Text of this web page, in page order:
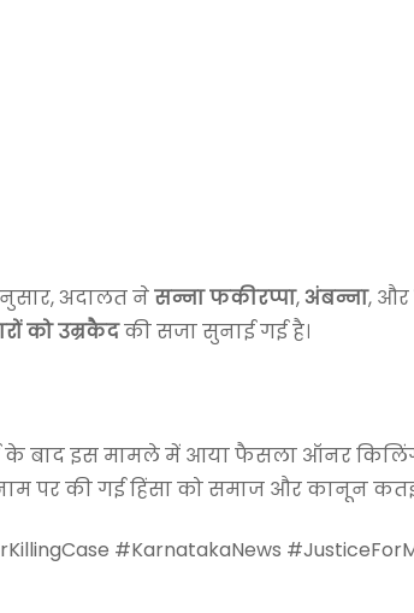
अदालत नेसन्ना फकीरप्पा,अंबन्ना, और
को उम्रकैदकी सजा सुनाई गई है।
के बाद इस मामले में आया फैसला ऑनर
पर की गई हिंसा को समाज और कानून कतई
#KarnatakaNews